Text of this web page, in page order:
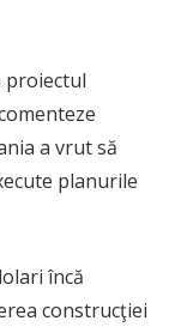
proiectul
a vrut să
planurile
încă
construcţiei